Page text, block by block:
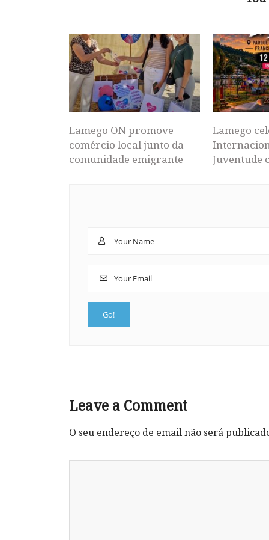
Lamego ON promove
comércio local junto da
comunidade emigrante
Lamego
Juventude
Leave a Comment
O seu endereço de email não será